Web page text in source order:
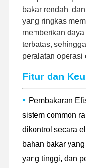
bakar rendah,
yang ringkas
memberikan
terbatas,
peralatan operasi
Fitur dan
• Pembakaran
sistem common
dikontrol secara
bahan bakar
yang tinggi, dan